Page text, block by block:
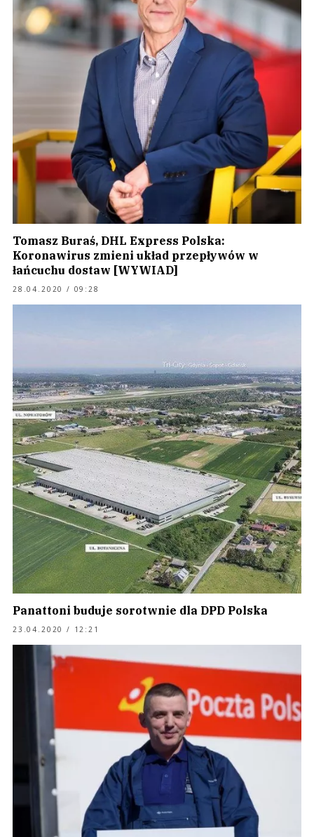
Tomasz Buraś, DHL Express Polska:
Koronawirus zmieni układ przepływów w
łańcuchu dostaw [WYWIAD]
28.04.2020 / 09:28
Panattoni buduje sorotwnie dla DPD Polska
23.04.2020 / 12:21